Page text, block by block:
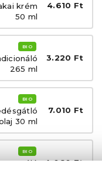
krém
50 ml
4.610 Ft
BIO
265 ml
3.220 Ft
BIO
30 ml
7.010 Ft
BIO
4.060 Ft